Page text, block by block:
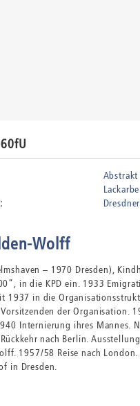
Abstrakt
Wolff
– 1970 Dresden),
in die KPD ein. 1933
1937 in die
der Organisation.
Internierung ihres Mannes.
nach Berlin.
1957/58 Reise nach
in Dresden.